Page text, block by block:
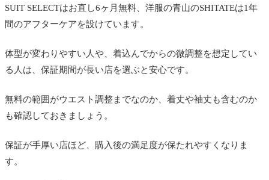
SUIT SELECTはお直し6ヶ月無料、洋服の青山のSHITATEは1年
間のアフターケアを設けています。
体型が変わりやすい人や、着込んでからの微調整を想定してい
る人は、保証期間が長い店を選ぶと安心です。
無料の範囲がウエスト調整までなのか、着丈や袖丈も含むのか
も確認しておきましょう。
保証が手厚い店ほど、購入後の満足度が保たれやすくなりま
す。